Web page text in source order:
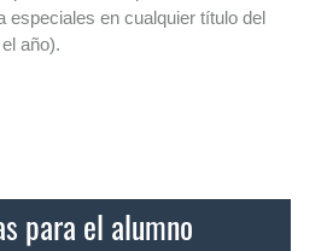
especiales en cualquier título del
año).
para el alumno